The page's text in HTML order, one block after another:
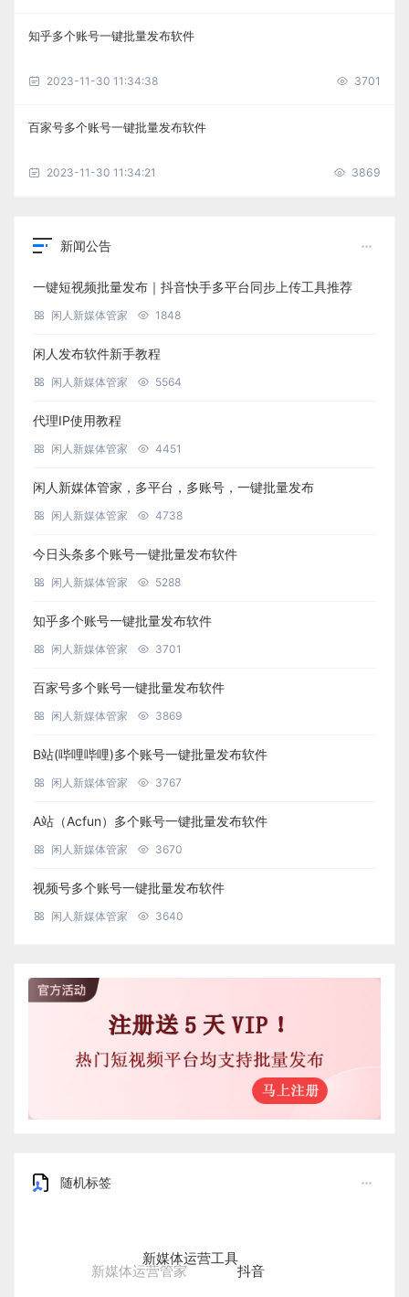
知乎多个账号一键批量发布软件
2023-11-30 11:34:38 3701
百家号多个账号一键批量发布软件
2023-11-30 11:34:21 3869
新闻公告
一键短视频批量发布｜抖音快手多平台同步上传工具推荐
闲人新媒体管家 1848
闲人发布软件新手教程
闲人新媒体管家 5564
代理IP使用教程
闲人新媒体管家 4451
闲人新媒体管家，多平台，多账号，一键批量发布
闲人新媒体管家 4738
今日头条多个账号一键批量发布软件
闲人新媒体管家 5288
知乎多个账号一键批量发布软件
闲人新媒体管家 3701
百家号多个账号一键批量发布软件
闲人新媒体管家 3869
B站(哔哩哔哩)多个账号一键批量发布软件
闲人新媒体管家 3767
A站（Acfun）多个账号一键批量发布软件
闲人新媒体管家 3670
视频号多个账号一键批量发布软件
闲人新媒体管家 3640
随机标签
新媒体运营管家
新媒体运营工具
抖音